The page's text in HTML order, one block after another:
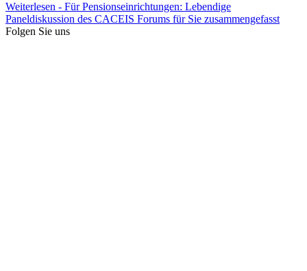
Weiterlesen - Für Pensionseinrichtungen: Lebendige
Paneldiskussion des CACEIS Forums für Sie zusammengefasst
Folgen Sie uns